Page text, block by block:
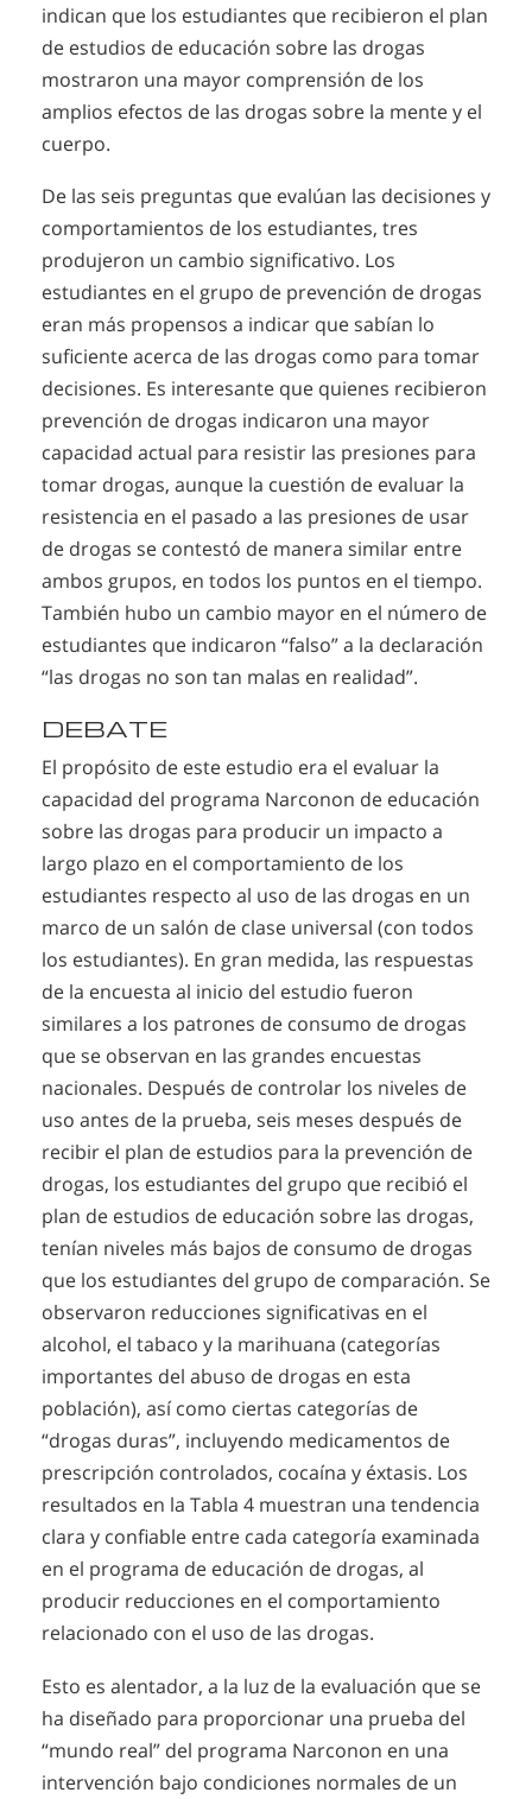
indican que los estudiantes que recibieron el plan
de estudios de educación sobre las drogas
mostraron una mayor comprensión de los
amplios efectos de las drogas sobre la mente y el
cuerpo.
De las seis preguntas que evalúan las decisiones y
comportamientos de los estudiantes, tres
produjeron un cambio significativo. Los
estudiantes en el grupo de prevención de drogas
eran más propensos a indicar que sabían lo
suficiente acerca de las drogas como para tomar
decisiones. Es interesante que quienes recibieron
prevención de drogas indicaron una mayor
capacidad actual para resistir las presiones para
tomar drogas, aunque la cuestión de evaluar la
resistencia en el pasado a las presiones de usar
de drogas se contestó de manera similar entre
ambos grupos, en todos los puntos en el tiempo.
También hubo un cambio mayor en el número de
estudiantes que indicaron “falso” a la declaración
“las drogas no son tan malas en realidad”.
DEBATE
El propósito de este estudio era el evaluar la
capacidad del programa Narconon de educación
sobre las drogas para producir un impacto a
largo plazo en el comportamiento de los
estudiantes respecto al uso de las drogas en un
marco de un salón de clase universal (con todos
los estudiantes). En gran medida, las respuestas
de la encuesta al inicio del estudio fueron
similares a los patrones de consumo de drogas
que se observan en las grandes encuestas
nacionales. Después de controlar los niveles de
uso antes de la prueba, seis meses después de
recibir el plan de estudios para la prevención de
drogas, los estudiantes del grupo que recibió el
plan de estudios de educación sobre las drogas,
tenían niveles más bajos de consumo de drogas
que los estudiantes del grupo de comparación. Se
observaron reducciones significativas en el
alcohol, el tabaco y la marihuana (categorías
importantes del abuso de drogas en esta
población), así como ciertas categorías de
“drogas duras”, incluyendo medicamentos de
prescripción controlados, cocaína y éxtasis. Los
resultados en la Tabla 4 muestran una tendencia
clara y confiable entre cada categoría examinada
en el programa de educación de drogas, al
producir reducciones en el comportamiento
relacionado con el uso de las drogas.
Esto es alentador, a la luz de la evaluación que se
ha diseñado para proporcionar una prueba del
“mundo real” del programa Narconon en una
intervención bajo condiciones normales de un